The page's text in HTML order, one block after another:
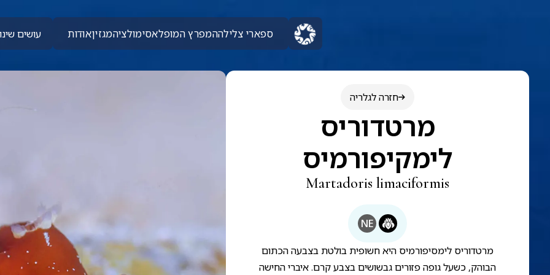
ספארי צלילההמפרץ המופלאסימולציהמגזיןאודות עושים
חזרה לגלריה
מרטדוריס
לימקיפורמיס
Martadoris limaciformis
NE
מרטדוריס לימסיפורמיס היא חשופית בולטת בצבעה הכתום
הבוהק, כשעל גופה פזורים גבשושים בצבע קרם. איברי החישה